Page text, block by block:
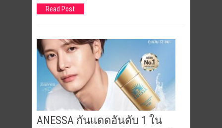
Read Post
ANESSA กันแดดอันดับ 1 ใน